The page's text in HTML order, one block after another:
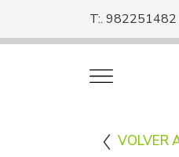
T:.
VOLVER